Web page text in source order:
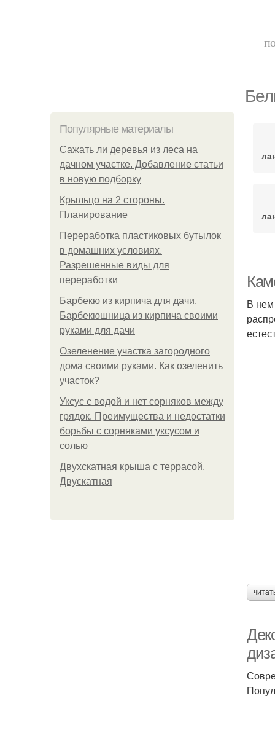
Популярные материалы
Сажать ли деревья из леса на
дачном участке. Добавление статьи
в новую подборку
Крыльцо на 2 стороны.
Планирование
Переработка пластиковых бутылок
в домашних условиях.
Разрешенные виды для
переработки
Барбекю из кирпича для дачи.
Барбекюшница из кирпича своими
руками для дачи
Озеленение участка загородного
дома своими руками. Как озеленить
участок?
Уксус с водой и нет сорняков между
грядок. Преимущества и недостатки
борьбы с сорняками уксусом и
солью
Двухскатная крыша с террасой.
Двускатная
В нем